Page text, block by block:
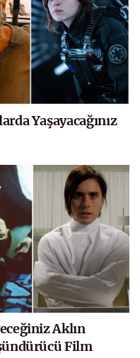
Yaşayacağınız
Aklın
Film